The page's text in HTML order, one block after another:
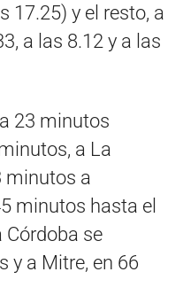
17.25) y el resto, a
a las 8.12 y a las
23 minutos
a La
minutos a
minutos hasta el
Córdoba se
y a Mitre, en 66